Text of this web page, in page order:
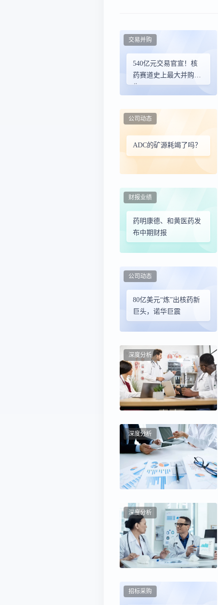
540亿元交易官宣！核
药赛道史上最大并购诞
生
交易并购
ADC的矿源耗竭了吗？
公司动态
药明康德、和黄医药发
布中期财报
财报业绩
80亿美元“炼”出核药新
巨头，诺华巨震
公司动态
深度分析
深度分析
深度分析
招标采购